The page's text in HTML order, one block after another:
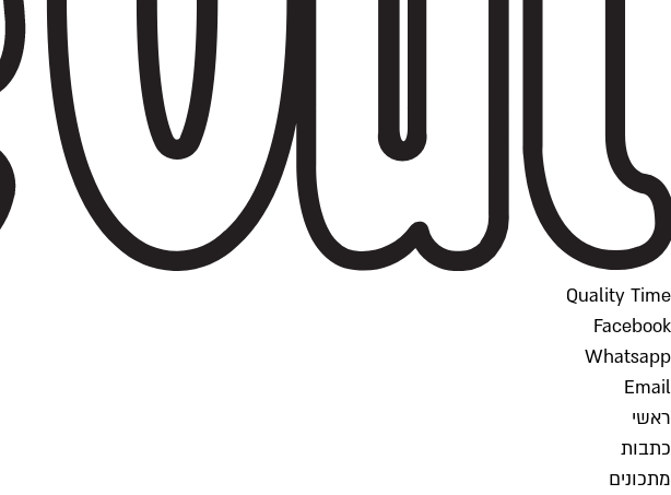
Quality Time
Facebook
Whatsapp
Email
ראשי
כתבות
מתכונים